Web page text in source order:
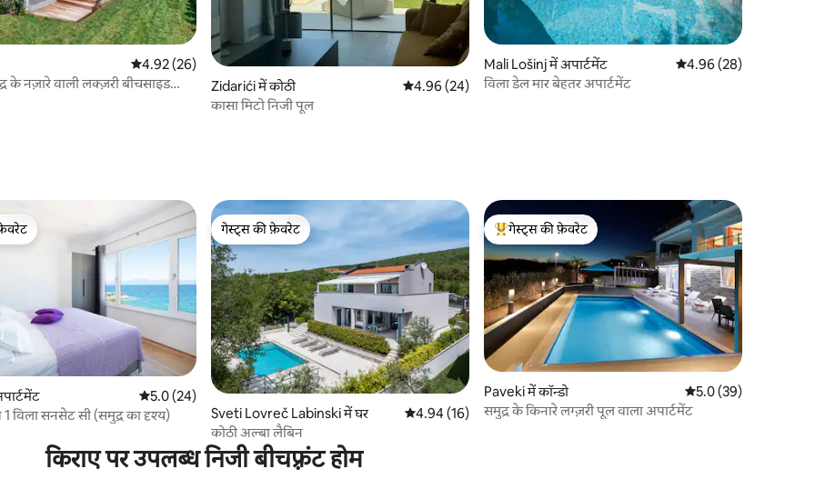
औसत रेटिंग 5 में से 4.92, 26 समीक्षाएँ
4.92 (26)
के नज़ारे वाली लक्ज़री बीचसाइड
Zidarići में कोठी औसत रेटिंग 5 में से 4.96, 24 समीक्षाएँ
4.96 (24)
कासा मिटो निजी पूल
Mali Lošinj में अपार्टमेंट औसत रेटिंग 5 में से 4.96,
4.96 (28)
विला डेल मार बेहतर अपार्टमेंट
औसत रेटिंग 5 में से 5.0, 24 समीक्षाएँ
5.0 (24)
विला सनसेट सी (समुद्र का दृश्य)
गेस्ट्स की फ़ेवरेट
गेस्ट्स की फ़ेवरेट
Sveti Lovreč Labinski में घर औसत रेटिंग 5 में से 4.94, 16 समीक्षाएँ
4.94 (16)
कोठी अल्बा लैबिन
गेस्ट्स का टॉप फ़ेवरेट
गेस्ट्स की फ़ेवरेट
Paveki में कॉन्डो औसत रेटिंग 5 में से 5.0,
5.0 (39)
समुद्र के किनारे लग्ज़री पूल वाला अपार्टमेंट
किराए पर उपलब्ध निजी बीचफ़्रंट होम